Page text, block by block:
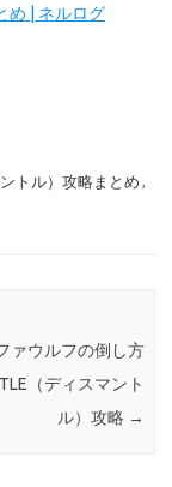
め | ネルログ
トル）攻略まとめ ,
ァウルフの倒し方
（ディスマント
ル）攻略 →